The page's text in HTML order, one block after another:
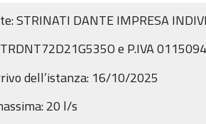
STRINATI DANTE IMPRESA
e P.IVA
dell’istanza: 16/10/2025
20 l/s